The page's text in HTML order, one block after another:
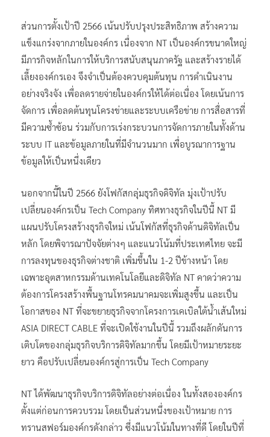
ส่วนการตั้งเป้าปี 2566 เน้นปรับปรุงประสิทธิภาพ สร้างความ
แข็งแกร่งจากภายในองค์กร เนื่องจาก NT เป็นองค์กรขนาดใหญ่
มีภารกิจหลักในการให้บริการสนับสนุนภาครัฐ และสร้างรายได้
เลี้ยงองค์กรเอง จึงจำเป็นต้องควบคุมต้นทุน การดำเนินงาน
อย่างจริงจัง เพื่อลดรายจ่ายในองค์กรให้ได้ต่อเนื่อง โดยเน้นการ
จัดการ เพื่อลดต้นทุนโครงข่ายและระบบเครือข่าย การสื่อสารที่
มีความซ้ำซ้อน ร่วมกับการเร่งกระบวนการจัดการภายในทั้งด้าน
ระบบ IT และข้อมูลภายในที่มีจำนวนมาก เพื่อบูรณาการฐาน
ข้อมูลให้เป็นหนึ่งเดียว
นอกจากนี้ในปี 2566 ยังโฟกัสกลุ่มธุรกิจดิจิทัล มุ่งเป้าปรับ
เปลี่ยนองค์กรเป็น Tech Company ทิศทางธุรกิจในปีนี้ NT มี
แผนปรับโครงสร้างธุรกิจใหม่ เน้นโฟกัสที่ธุรกิจด้านดิจิทัลเป็น
หลัก โดยพิจารณาปัจจัยต่างๆ และแนวโน้มที่ประเทศไทย จะมี
การลงทุนของธุรกิจต่างชาติ เพิ่มขึ้นใน 1-2 ปีข้างหน้า โดย
เฉพาะอุตสาหกรรมด้านเทคโนโลยีและดิจิทัล NT คาดว่าความ
ต้องการโครงสร้างพื้นฐานโทรคมนาคมจะเพิ่มสูงขึ้น และเป็น
โอกาสของ NT ที่จะขยายธุรกิจจากโครงการเคเบิลใต้น้ำเส้นใหม่
ASIA DIRECT CABLE ที่จะเปิดใช้งานในปีนี้ รวมถึงผลักดันการ
เติบโตของกลุ่มธุรกิจบริการดิจิทัลมากขึ้น โดยมีเป้าหมายระยะ
ยาว คือปรับเปลี่ยนองค์กรสู่การเป็น Tech Company
NT ได้พัฒนาธุรกิจบริการดิจิทัลอย่างต่อเนื่อง ในทั้งสององค์กร
ตั้งแต่ก่อนการควบรวม โดยเป็นส่วนหนึ่งของเป้าหมาย การ
ทรานสฟอร์มองค์กรดังกล่าว ซึ่งมีแนวโน้มในทางที่ดี โดยในปีที่